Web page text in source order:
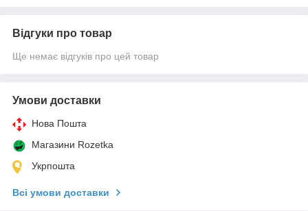
Відгуки про товар
Ще немає відгуків про цей товар
Умови доставки
Нова Пошта
Магазини Rozetka
Укрпошта
Всі умови доставки